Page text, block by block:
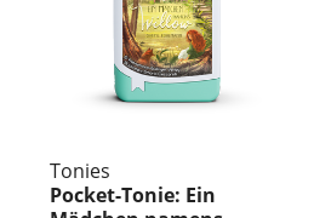
Tonies
Pocket-Tonie: Ein